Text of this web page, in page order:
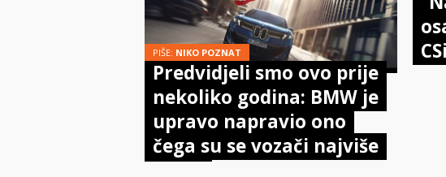
PIŠE: NIKO POZNAT
Predvidjeli smo ovo prije
nekoliko godina: BMW je
upravo napravio ono
čega su se vozači najviše